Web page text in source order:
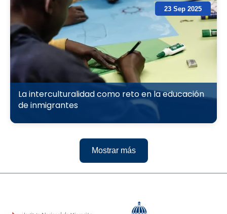
23 Sep 2025
La interculturalidad como reto en la educación
de inmigrantes
Mostrar más